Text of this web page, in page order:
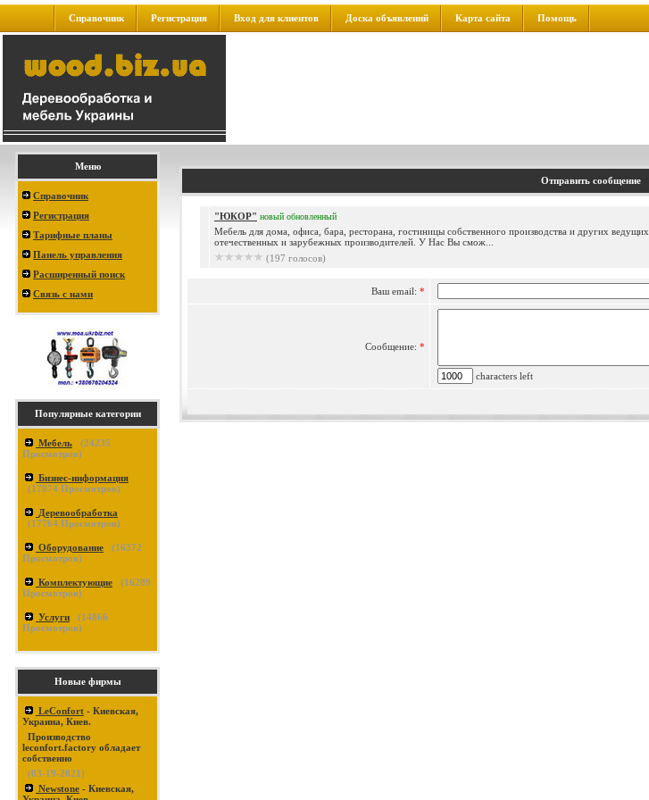
Справочник Регистрация Вход для клиентов Доска объявлений Карта сайта Помощь
Меню
Справочник
Регистрация
Тарифные планы
Панель управления
Расширенный поиск
Связь с нами
Популярные категории
Мебель (24235
Просмотров)
Бизнес-информация
(17874 Просмотров)
Деревообработка
(17764 Просмотров)
Оборудование (16372
Просмотров)
Комплектующие (16289
Просмотров)
Услуги (14866
Просмотров)
Новые фирмы
LeConfort - Киевская,
Украина, Киев.
Производство
leconfort.factory обладает
собственно
(03-19-2021)
Newstone - Киевская,
Отправить сообщение
"ЮКОР" новый обновленный
Mебель для дома, офиса, бара, ресторана, гостиницы собственного производства и других ведущих
отечественных и зарубежных производителей. У Нас Вы смож...
(197 голосов)
Ваш email: *
Сообщение: *
characters left